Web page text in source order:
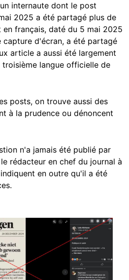
internaute dont le post
2025 a été partagé plus de
français, daté du 5 mai 2025
capture d'écran, a été partagé
article a aussi été largement
troisième langue officielle de
posts, on trouve aussi des
à la prudence ou dénoncent
n'a jamais été publié par
rédacteur en chef du journal à
en outre qu'il a été